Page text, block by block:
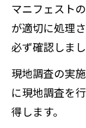
マニフェスト
が適切に処理
必ず確認しまし
現地調査の実
に現地調査を
得します。